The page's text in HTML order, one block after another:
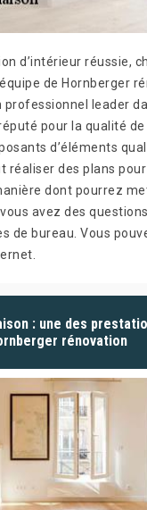
d’intérieur réussie,
de Hornberger
leader
pour la qualité de
d’éléments
réaliser des plans
dont pourrez
avez des
de bureau. Vous
: une des
rénovation